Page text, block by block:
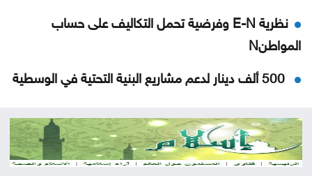
نظرية E-N وفرضية تحمل التكاليف على حساب
المواطنN
تمهيدي الدوري الأوروبي
أوغندا توافق على نشر وحدة من جيشها في غزة